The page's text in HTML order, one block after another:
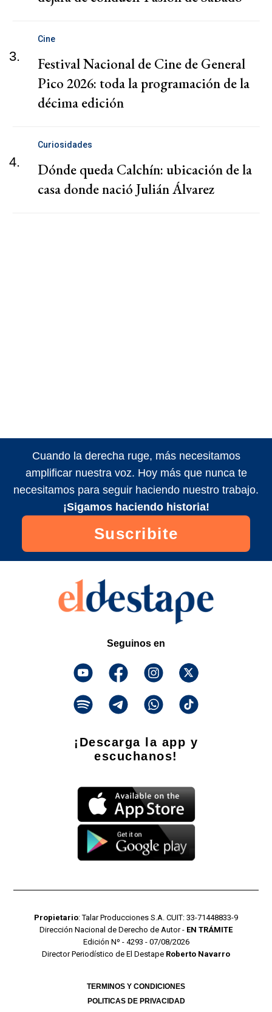
3.
Cine
Festival Nacional de Cine de General
Pico 2026: toda la programación de la
décima edición
4.
Curiosidades
Dónde queda Calchín: ubicación de la
casa donde nació Julián Álvarez
Cuando la derecha ruge, más necesitamos
amplificar nuestra voz. Hoy más que nunca te
necesitamos para seguir haciendo nuestro trabajo.
¡Sigamos haciendo historia!
Suscribite
Seguinos en
¡Descarga la app y
escuchanos!
Propietario: Talar Producciones S.A. CUIT: 33-71448833-9
Dirección Nacional de Derecho de Autor - EN TRÁMITE
Edición Nº - 4293 - 07/08/2026
Director Periodístico de El Destape Roberto Navarro
TERMINOS Y CONDICIONES
POLITICAS DE PRIVACIDAD